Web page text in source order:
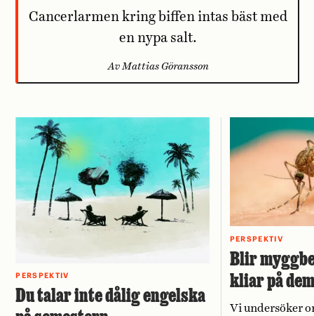
Cancerlarmen kring biffen intas bäst med
en nypa salt.
Av Mattias Göransson
PERSPEKTIV
Du talar inte dålig engelska
PERSPEKTIV
Blir
kliar på
Vi undersöker